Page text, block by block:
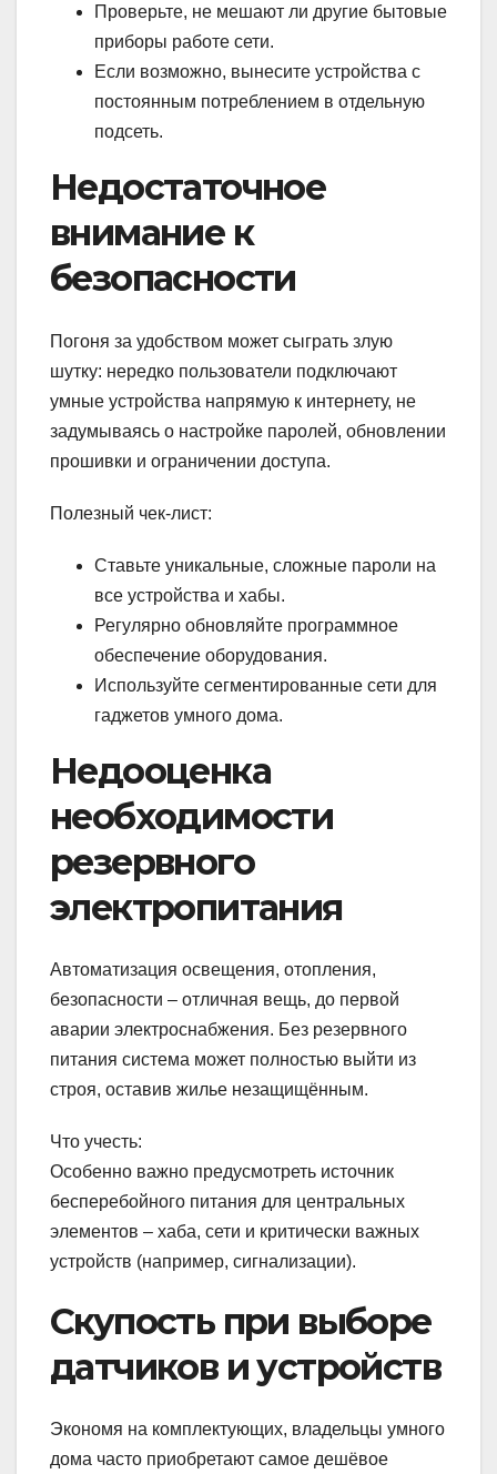
Проверьте, не мешают ли другие бытовые
приборы работе сети.
Если возможно, вынесите устройства с
постоянным потреблением в отдельную
подсеть.
Недостаточное
внимание к
безопасности
Погоня за удобством может сыграть злую
шутку: нередко пользователи подключают
умные устройства напрямую к интернету, не
задумываясь о настройке паролей, обновлении
прошивки и ограничении доступа.
Полезный чек-лист:
Ставьте уникальные, сложные пароли на
все устройства и хабы.
Регулярно обновляйте программное
обеспечение оборудования.
Используйте сегментированные сети для
гаджетов умного дома.
Недооценка
необходимости
резервного
электропитания
Автоматизация освещения, отопления,
безопасности – отличная вещь, до первой
аварии электроснабжения. Без резервного
питания система может полностью выйти из
строя, оставив жилье незащищённым.
Что учесть:
Особенно важно предусмотреть источник
бесперебойного питания для центральных
элементов – хаба, сети и критически важных
устройств (например, сигнализации).
Скупость при выборе
датчиков и устройств
Экономя на комплектующих, владельцы умного
дома часто приобретают самое дешёвое